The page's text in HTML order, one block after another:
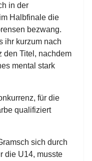
in der
Halbfinale die
bezwang.
ihr kurzum nach
den Titel, nachdem
mental stark
für die
qualifiziert
sich durch
die U14, musste